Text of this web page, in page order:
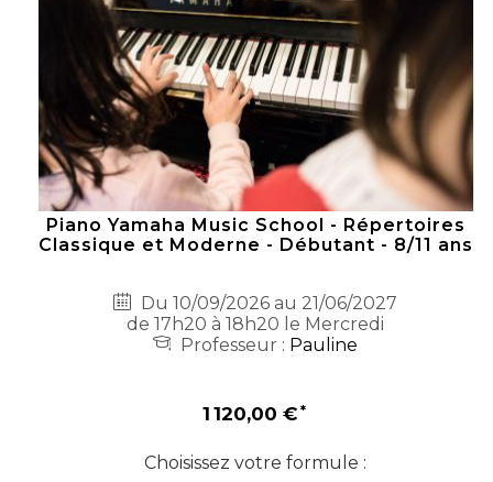
Piano Yamaha Music School - Répertoires
Classique et Moderne - Débutant - 8/11 ans
Du 10/09/2026 au 21/06/2027
de 17h20 à 18h20 le Mercredi
Professeur : Pauline
1 120,00 €
Choisissez votre formule :